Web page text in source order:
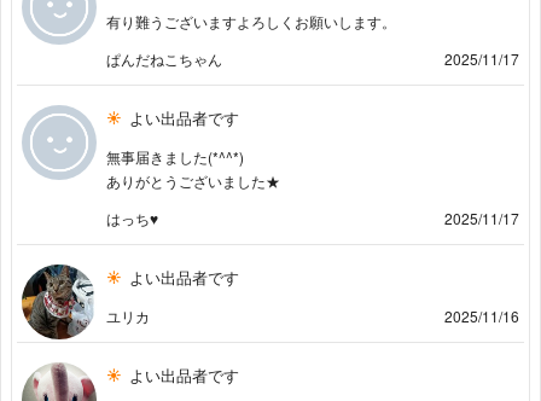
有り難うございますよろしくお願いします。
ぱんだねこちゃん
2025/11/17
よい出品者です
無事届きました(*^^*)
ありがとうございました★
はっち♥
2025/11/17
よい出品者です
ユリカ 2025/11/16
よい出品者です